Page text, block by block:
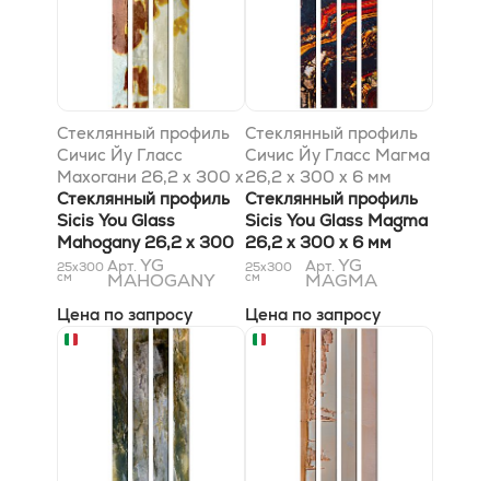
Стеклянный профиль
Сичис Йу Гласс
Махогани 26,2 x 300 x
6 мм
Стеклянный профиль
Sicis You Glass
Mahogany 26,2 x 300
x 6 мм
25x300
см
Арт.YG
MAHOGANY
Цена по запросу
Стеклянный профиль
Сичис Йу Гласс Магма
26,2 x 300 x 6 мм
Стеклянный профиль
Sicis You Glass Magma
26,2 x 300 x 6 мм
25x300
см
Арт. YG
MAGMA
Цена по запросу